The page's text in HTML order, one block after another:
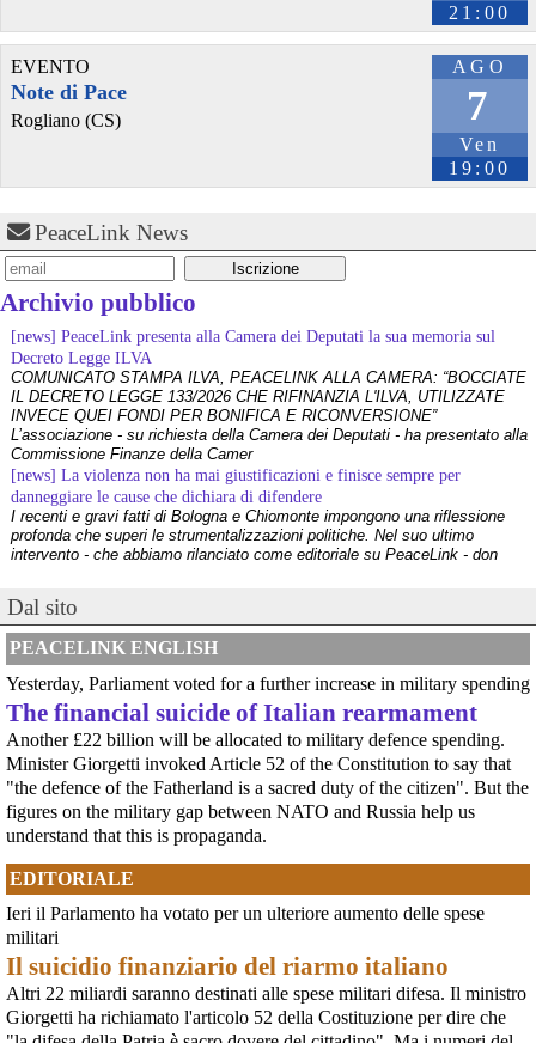
un 18enne davanti a un gruppo che guarda. Poi, sui social, c'è pure
chi gli ha dato ragione.
Ne ho scritto qui in prosa e in versi.
aitanblog.wordpress.com/2026/0
#violenza # vuoto #grumo
@maurobiani
#guerre #disordini #sicurezza #violenza #nonviolenza
Parliamone, please.
Oggi per @repubblica
Le vite di troppo. La tanatopolitica dello Stato penale
osservatoriorepressione.info/l #violenzapoliziesca
#Decretisicurezza #JosephSchumpeter #SalvatorePalidda
21:00
AGO
7
Ven
19:00
EVENTO
Note di Pace
Rogliano (CS)
PeaceLink News
Archivio pubblico
[news] PeaceLink presenta alla Camera dei Deputati la sua memoria sul
Decreto Legge ILVA
COMUNICATO STAMPA ILVA, PEACELINK ALLA CAMERA: “BOCCIATE
IL DECRETO LEGGE 133/2026 CHE RIFINANZIA L'ILVA, UTILIZZATE
INVECE QUEI FONDI PER BONIFICA E RICONVERSIONE”
L’associazione - su richiesta della Camera dei Deputati - ha presentato alla
Commissione Finanze della Camer
[news] La violenza non ha mai giustificazioni e finisce sempre per
danneggiare le cause che dichiara di difendere
I recenti e gravi fatti di Bologna e Chiomonte impongono una riflessione
profonda che superi le strumentalizzazioni politiche. Nel suo ultimo
intervento - che abbiamo rilanciato come editoriale su PeaceLink - don
PeaceLink: “Una vittoria storica dei cittadini, ora la salute viene prima”
L’associazione PeaceLink esprime il proprio pieno sostegno e la più sentita
gratitudine al gruppo di cittadini e all'associazione Genitori Tarantini che
[news] Victor Jara, catturato l’ultimo dei suoi aguzzini
Víctor Jara, il cantautore dei poveri che sfidò la dittatura cilena con la sua
chitarra A cinquant'anni dal golpe che insanguinò il Cile, la storia di Víctor
Jara continua a risuonare come un inno alla dignità e alla resistenza. La
sua voce, spezzata dalle mani dei carn
[news] La "Breve storia del pacifismo italiano" è stata arricchita con undici
schede introduttive storico-culturali dei vari periodi, dal primo Novecento a
oggi
pacifismo italiano". Il percorso di ricerca e divulgazione si arricchisce oggi
di un nuovo strumento: abbiamo integrato nel testo undici schede
introduttive, dedicate ciascuna a una specifica periodizzazione s
[news] Ucraina, minacce alla redazione di Babel che ha indagato sulle torture
nel Reggimento Skelya
La giornalista Kateryna Lykhohliad, la direttrice Kateryna Kobernyk e l'intera
redazione di Babel hanno ricevuto gravi minacce dirette a seguito della
pubblicazione dell'inchiesta shock sul 425º Reggimento d'Assalto "Skelya".
https://babel.ua/en/texts/127938-the-skelya-assault-re
Dal sito
PEACELINK ENGLISH
Yesterday, Parliament voted for a further increase in military spending
The financial suicide of Italian rearmament
Another £22 billion will be allocated to military defence spending.
Minister Giorgetti invoked Article 52 of the Constitution to say that
"the defence of the Fatherland is a sacred duty of the citizen". But the
figures on the military gap between NATO and Russia help us
understand that this is propaganda.
EDITORIALE
Ieri il Parlamento ha votato per un ulteriore aumento delle spese
militari
Il suicidio finanziario del riarmo italiano
Altri 22 miliardi saranno destinati alle spese militari difesa. Il ministro
Giorgetti ha richiamato l'articolo 52 della Costituzione per dire che